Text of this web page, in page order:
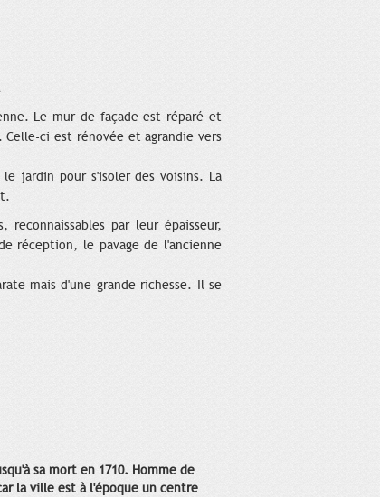
Le mur de façade est réparé et
ci est rénovée et agrandie vers
jardin pour s'isoler des voisins. La
par leur épaisseur,
réception, le pavage de l'ancienne
mais d'une grande richesse. Il se
sa mort en 1710. Homme de
la ville est à l'époque un centre